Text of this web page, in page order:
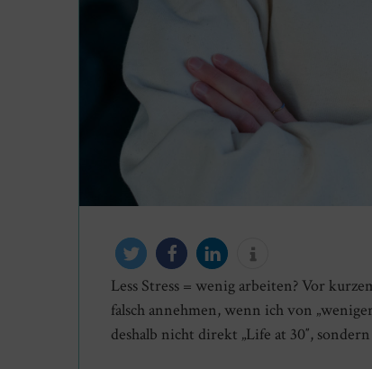
twittern teilen mitteileninfo
Less Stress = wenig arbeiten? Vor
falsch annehmen, wenn ich von
deshalb nicht direkt „Life at 30″, sondern